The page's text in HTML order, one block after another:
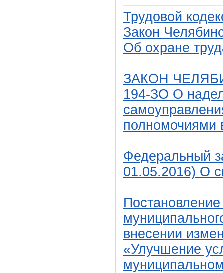
Трудовой
Закон
Об охране
ЗАКОН
194-ЗО О
полномочиями
Федеральный
01.05.2016) О
внесении
«Улучшение